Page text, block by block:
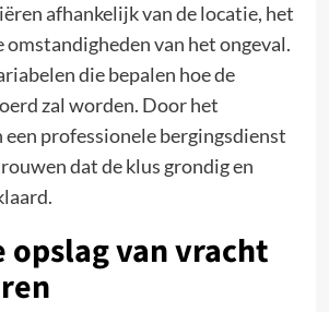
afhankelijk van de locatie, het
omstandigheden van het ongeval.
die bepalen hoe de
zal worden. Door het
een professionele bergingsdienst
dat de klus grondig en
opslag van vracht